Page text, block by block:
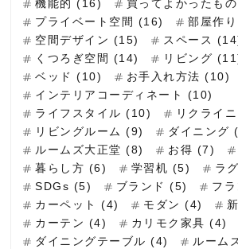
機能的 (16)
買ってよかったも
プライベート空間 (16)
部屋作
空間デザイン (15)
スペース
くつろぎ空間 (14)
リビング
ベッド (10)
お手入れ方法 (10)
インテリアコーディネート (10)
ライフスタイル (10)
リクライ
リビングルーム (9)
ダイニング
ルームズ大正堂 (8)
お得 (7)
暮らし方 (6)
学習机 (5)
ラ
SDGs (5)
ブランド (5)
フ
カーペット (4)
モダン (4)
カーテン (4)
カリモク家具 (4)
ダイニングテーブル (4)
ルーム